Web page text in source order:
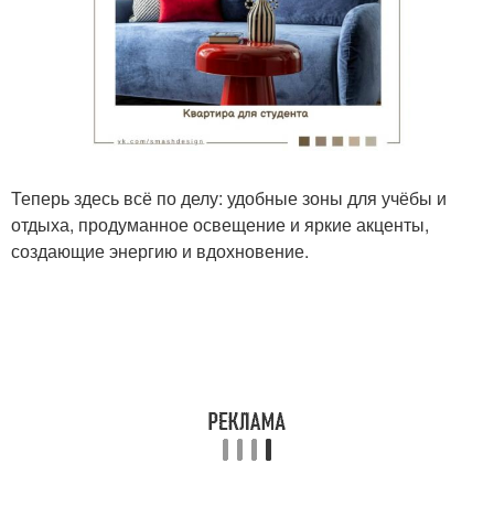
Теперь здесь всё по делу: удобные зоны для учёбы и
отдыха, продуманное освещение и яркие акценты,
создающие энергию и вдохновение.